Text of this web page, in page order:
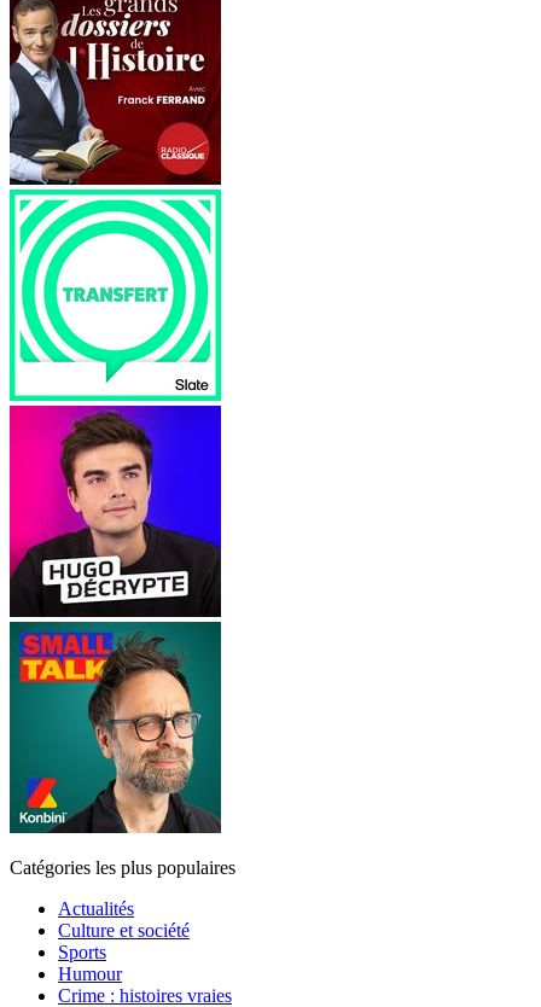
Catégories les plus populaires
Actualités
Culture et société
Sports
Humour
Crime : histoires vraies